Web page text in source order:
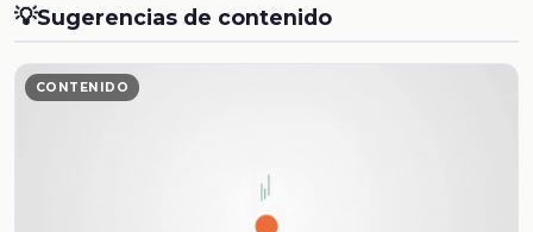
💡Sugerencias de contenido
CONTENIDO